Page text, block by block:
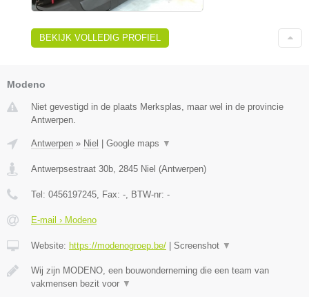
BEKIJK VOLLEDIG PROFIEL
Modeno
Niet gevestigd in de plaats Merksplas, maar wel in de provincie
Antwerpen.
Antwerpen » Niel Google maps ▼
Antwerpsestraat 30b 2845 Niel (Antwerpen)
Tel: 0456197245 , Fax: - , BTW-nr: -
E-mail › Modeno
Website: https://modenogroep.be/ Screenshot ▼
Wij zijn MODENO, een bouwonderneming die een team van
vakmensen bezit voor ▼